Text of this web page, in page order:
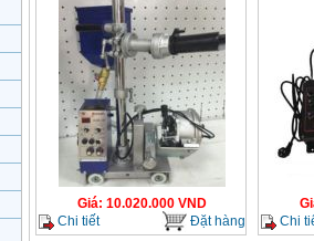
Giá: 10.020.000 VND
Chi tiết
Đặt hàng
Chi